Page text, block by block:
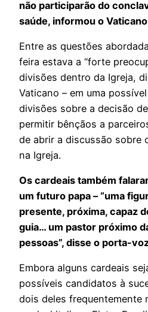
não participarão do
saúde, informou o
Entre as questões
feira estava a “forte
divisões dentro da Igreja,
Vaticano – em uma
divisões sobre a decisão
permitir bênçãos a
de abrir a discussão sobre
na Igreja.
Os cardeais também
um futuro papa – “uma
presente, próxima, capaz
guia… um pastor próximo
pessoas”, disse o porta-
Embora alguns cardeais
possíveis candidatos à
dois deles frequentemente